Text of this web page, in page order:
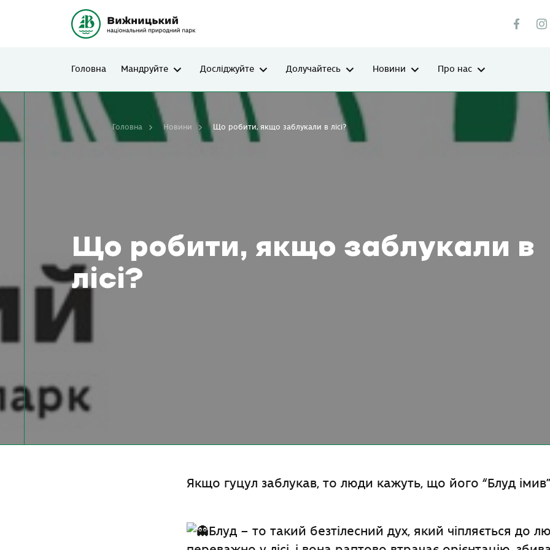
Головна Мандруйте Досліджуйте Долучайтесь Новини Про нас
Що робити, якщо заблукали в
лісі?
Головна Новини Що робити, якщо заблукали в лісі?
Якщо гуцул заблукав, то люди кажуть, що його “Блуд
Блуд – то такий безтілесний дух, який чіпляється до